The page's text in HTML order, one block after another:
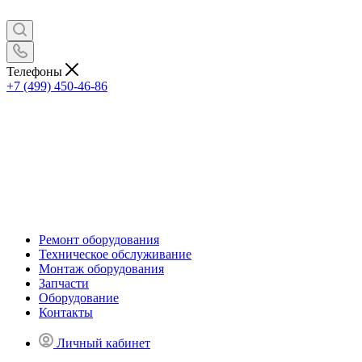
Телефоны
+7 (499) 450-46-86
Ремонт оборудования
Техническое обслуживание
Монтаж оборудования
Запчасти
Оборудование
Контакты
Личный кабинет